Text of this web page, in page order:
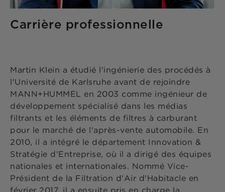
Carrière professionnelle
Martin Klein a étudié l'ingénierie des procédés à
l'Université de Karlsruhe avant de rejoindre
MANN+HUMMEL en 2003 comme ingénieur de
développement spécialisé dans les médias
filtrants et les éléments de filtres à carburant
pour le marché de l'après-vente automobile. En
2010, il a intégré le département Innovation &
Stratégie d'Entreprise, où il a dirigé des équipes
nationales et internationales. Nommé Vice-
Président de la Filtration d'Air d'Habitacle en